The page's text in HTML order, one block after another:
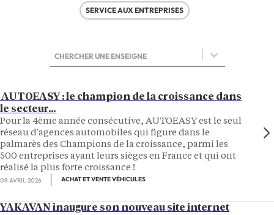
SERVICE AUX ENTREPRISES
Sélectionnez le contenu
Sélectionnez le contenu
AUTOEASY : le champion de la croissance dans
le secteur...
Pour la 4ème année consécutive, AUTOEASY est le seul
réseau d'agences automobiles qui figure dans le
palmarès des Champions de la croissance, parmi les
500 entreprises ayant leurs sièges en France et qui ont
réalisé la plus forte croissance !
09 AVRIL 2026 ACHAT ET VENTE VÉHICULES
YAKAVAN inaugure son nouveau site internet